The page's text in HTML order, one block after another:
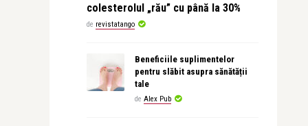
colesterolul „rău” cu până la 30%
de revistatango
Beneficiile suplimentelor
pentru slăbit asupra sănătății
tale
de Alex Pub